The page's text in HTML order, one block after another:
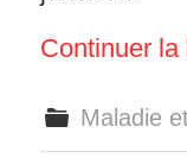
Continuer la
Maladie